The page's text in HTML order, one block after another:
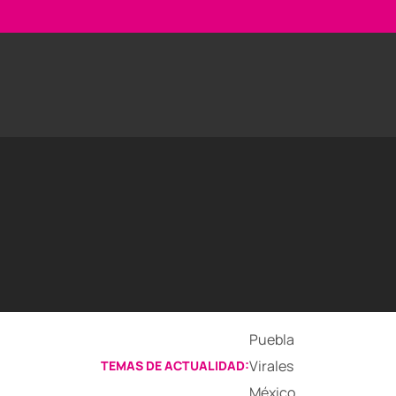
TEMAS DE ACTUALIDAD:
Puebla
Virales
México